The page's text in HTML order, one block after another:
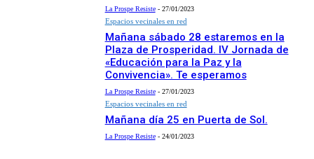
La Prospe Resiste - 27/01/2023
Espacios vecinales en red
Mañana sábado 28 estaremos en la
Plaza de Prosperidad. IV Jornada de
«Educación para la Paz y la
Convivencia». Te esperamos
La Prospe Resiste - 27/01/2023
Espacios vecinales en red
Mañana día 25 en Puerta de Sol.
La Prospe Resiste - 24/01/2023